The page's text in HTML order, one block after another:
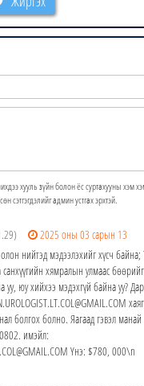
хууль зүйн болон ёс суртахууны хэм
сэтгэгдэлийг админ устгах эрхтэй.
2025 оны 03 сарын 13
нийтэд мэдээлэхийг хүсч
санхүүгийн хямралын улмаас
юу хийхээ мэдэхгүй байна уу?
болгох болно. Яагаад гэвэл
имэйл:
Yнэ: $780, 000\n